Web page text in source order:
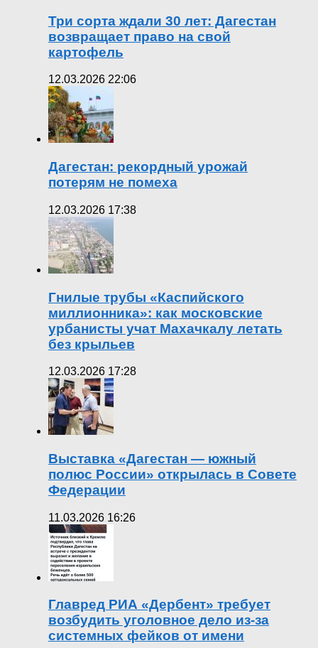
Три сорта ждали 30 лет: Дагестан
возвращает право на свой
картофель
12.03.2026 22:06
Дагестан: рекордный урожай
потерям не помеха
12.03.2026 17:38
Гнилые трубы «Каспийского
миллионника»: как московские
урбанисты учат Махачкалу летать
без крыльев
12.03.2026 17:28
Выставка «Дагестан — южный
полюс России» открылась в Совете
Федерации
11.03.2026 16:26
Главред РИА «Дербент» требует
возбудить уголовное дело из-за
системных фейков от имени